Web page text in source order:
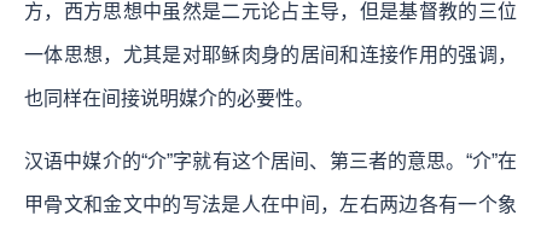
方，西方思想中虽然是二元论占主导，但是基督教的三位
一体思想，尤其是对耶稣肉身的居间和连接作用的强调，
也同样在间接说明媒介的必要性。
汉语中媒介的“介”字就有这个居间、第三者的意思。“介”在
甲骨文和金文中的写法是人在中间，左右两边各有一个象